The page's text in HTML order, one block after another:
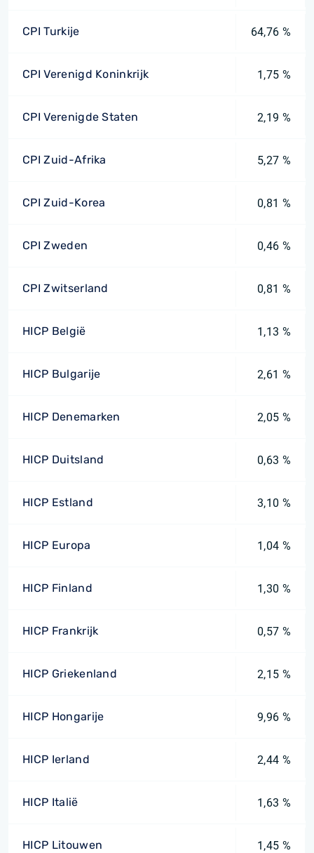
CPI Turkije 64,76 %
CPI Verenigd Koninkrijk 1,75 %
CPI Verenigde Staten 2,19 %
CPI Zuid-Afrika 5,27 %
CPI Zuid-Korea 0,81 %
CPI Zweden 0,46 %
CPI Zwitserland 0,81 %
HICP België 1,13 %
HICP Bulgarije 2,61 %
HICP Denemarken 2,05 %
HICP Duitsland 0,63 %
HICP Estland 3,10 %
HICP Europa 1,04 %
HICP Finland 1,30 %
HICP Frankrijk 0,57 %
HICP Griekenland 2,15 %
HICP Hongarije 9,96 %
HICP Ierland 2,44 %
HICP Italië 1,63 %
HICP Litouwen 1,45 %